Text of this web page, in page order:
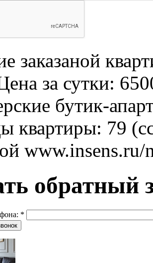
заказаной
за сутки:
бутик-
квартиры: 79
www.insens.ru/
обратный
*